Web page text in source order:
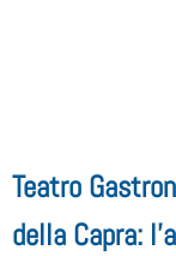
Teatro
della Capra: